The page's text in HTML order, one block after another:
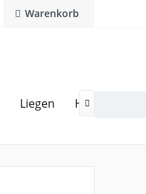
Warenkorb
Liegen Hocker

02594 94 11 0